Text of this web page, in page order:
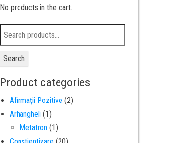
No products in the cart.
Search
Product categories
Afirmații Pozitive (2)
Arhangheli (1)
Metatron (1)